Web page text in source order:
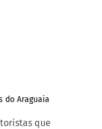
do Araguaia
que